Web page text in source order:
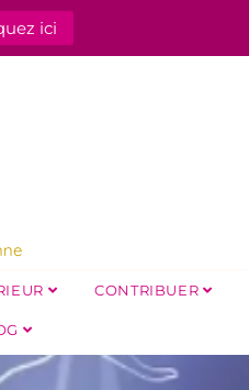
ici
CONTRIBUER